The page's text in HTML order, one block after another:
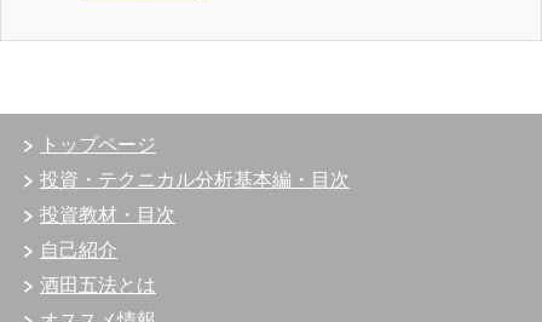
トップページ
投資・テクニカル分析基本編・目次
投資教材・目次
自己紹介
酒田五法とは